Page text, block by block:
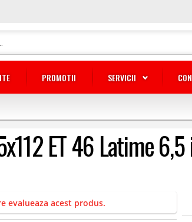
PROMOTII SERVICII
ET 46 Latime
evalueaza acest produs.